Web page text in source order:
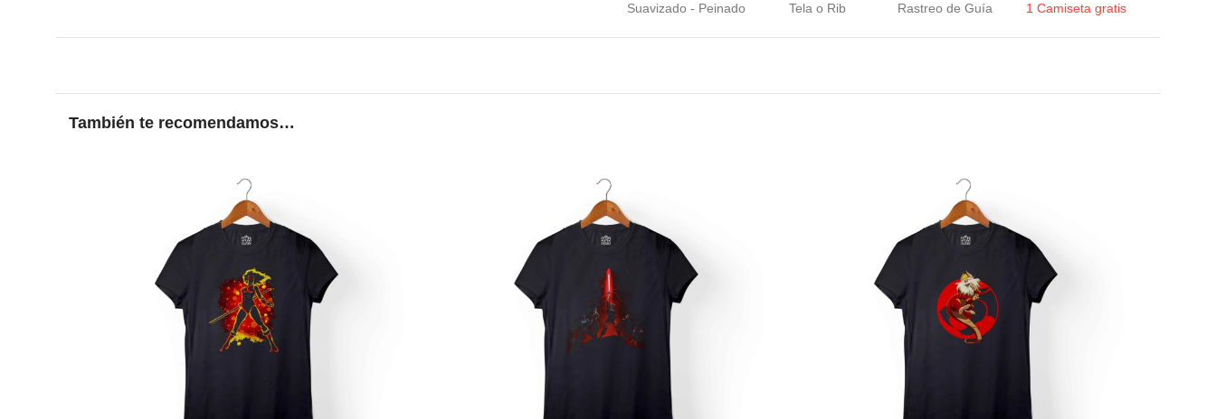
Suavizado - Peinado Tela o Rib Rastreo de Guía 1 Camiseta gratis
También te recomendamos…